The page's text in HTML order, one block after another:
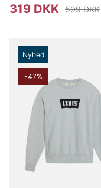
319 DKK 599 DKK
Nyhed
-47%